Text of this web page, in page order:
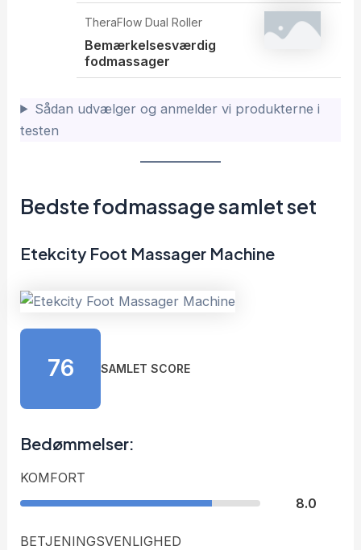
TheraFlow Dual Roller
Bemærkelsesværdig
fodmassager
Sådan udvælger og anmelder vi produkterne i
testen
Bedste fodmassage samlet set
Etekcity Foot Massager Machine
76 SAMLET SCORE
Bedømmelser:
KOMFORT
8.0
BETJENINGSVENLIGHED